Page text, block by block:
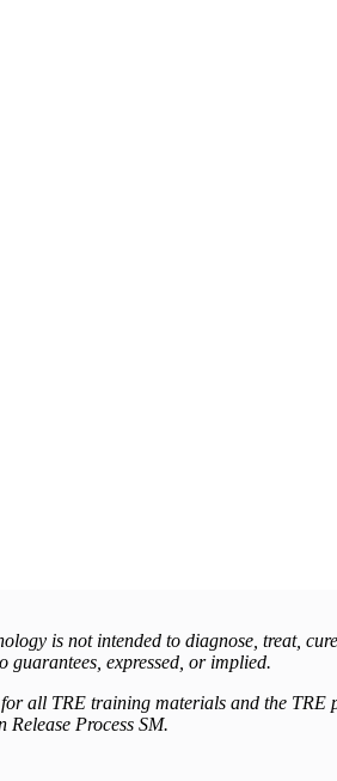
is not intended to diagnose, treat,
expressed, or implied.
all TRE training materials and the TRE
Process SM.